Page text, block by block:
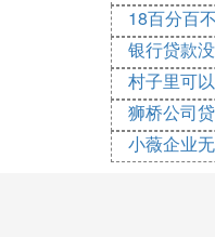
三、法律途
若买卖双
四、预防措
为避免类
确约定贷
综上所述
18百分百
银行贷款
村子里可
狮桥公司
小薇企业